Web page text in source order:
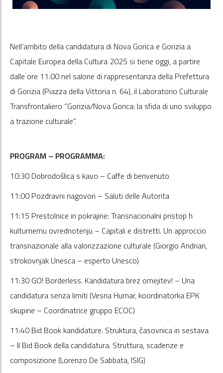
Nell’ambito della candidatura di Nova Gorica e Gorizia a
Capitale Europea della Cultura 2025 si tiene oggi, a partire
dalle ore 11.00 nel salone di rappresentanza della Prefettura
di Gorizia (Piazza della Vittoria n. 64), il Laboratorio Culturale
Transfrontaliero “Gorizia/Nova Gorica: la sfida di uno sviluppo
a trazione culturale”.
PROGRAM – PROGRAMMA:
10:30 Dobrodošlica s kavo – Caffe di benvenuto
11:00 Pozdravni nagovori – Saluti delle Autorita
11:15 Prestolnice in pokrajine: Transnacionalni pristop h
kulturnemu ovrednotenju – Capitali e distretti. Un approccio
transnazionale alla valorizzazione culturale (Giorgio Andrian,
strokovnjak Unesca – esperto Unesco)
11:30 GO! Borderless. Kandidatura brez omejitev! – Una
candidatura senza limiti (Vesna Humar, koordinatorka EPK
skupine – Coordinatrice gruppo ECOC)
11:40 Bid Book kandidature. Struktura, časovnica in sestava
– Il Bid Book della candidatura. Struttura, scadenze e
composizione (Lorenzo De Sabbata, ISIG)